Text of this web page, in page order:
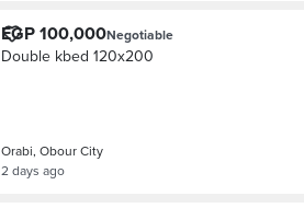
EGP 100,000Negotiable
Double kbed 120x200
Orabi, Obour City
2 days ago